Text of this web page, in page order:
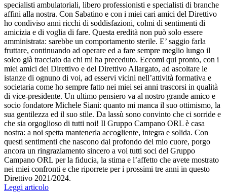
specialisti ambulatoriali, libero professionisti e specialisti di branche
affini alla nostra. Con Sabatino e con i miei cari amici del Direttivo
ho condiviso anni ricchi di soddisfazioni, colmi di sentimenti di
amicizia e di voglia di fare. Questa eredità non può solo essere
amministrata: sarebbe un comportamento sterile. E’ saggio farla
fruttare, continuando ad operare ed a fare sempre meglio lungo il
solco già tracciato da chi mi ha preceduto. Eccomi qui pronto, con i
miei amici del Direttivo e del Direttivo Allargato, ad ascoltare le
istanze di ognuno di voi, ad esservi vicini nell’attività formativa e
societaria come ho sempre fatto nei miei sei anni trascorsi in qualità
di vice-presidente. Un ultimo pensiero va al nostro grande amico e
socio fondatore Michele Siani: quanto mi manca il suo ottimismo, la
sua gentilezza ed il suo stile. Da lassù sono convinto che ci sorride e
che sia orgoglioso di tutti noi! Il Gruppo Campano ORL è casa
nostra: a noi spetta mantenerla accogliente, integra e solida. Con
questi sentimenti che nascono dal profondo del mio cuore, porgo
ancora un ringraziamento sincero a voi tutti soci del Gruppo
Campano ORL per la fiducia, la stima e l’affetto che avete mostrato
nei miei confronti e che riporrete per i prossimi tre anni in questo
Direttivo 2021/2024.
Leggi articolo